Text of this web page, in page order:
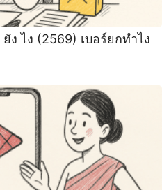
ง ไง (2569) เบอร์ยกทําไง